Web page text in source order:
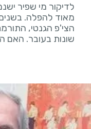
לדיקור מי שפיר
מאוד להפלה.
הצי'פ הגנטי,
שונות בעובר. האם